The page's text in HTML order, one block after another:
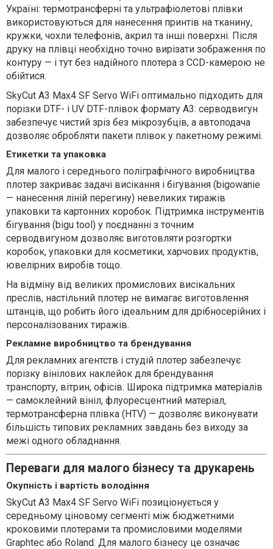
Україні: термотрансферні та ультрафіолетові плівки
використовуються для нанесення принтів на тканину,
кружки, чохли телефонів, акрил та інші поверхні. Після
друку на плівці необхідно точно вирізати зображення по
контуру — і тут без надійного плотера з CCD-камерою не
обійтися.
SkyСut A3 Max4 SF Servo WiFi оптимально підходить для
порізки DTF- і UV DTF-плівок формату А3: серводвигун
забезпечує чистий зріз без мікрозубців, а автоподача
дозволяє обробляти пакети плівок у пакетному режимі.
Етикетки та упаковка
Для малого і середнього поліграфічного виробництва
плотер закриває задачі висікання і бігування (bigowanie
— нанесення ліній перегину) невеликих тиражів
упаковки та картонних коробок. Підтримка інструментів
бігування (bigu tool) у поєднанні з точним
серводвигуном дозволяє виготовляти розгортки
коробок, упаковки для косметики, харчових продуктів,
ювелірних виробів тощо.
На відміну від великих промислових висікальних
преслів, настільний плотер не вимагає виготовлення
штанців, що робить його ідеальним для дрібносерійних і
персоналізованих тиражів.
Рекламне виробництво та брендування
Для рекламних агентств і студій плотер забезпечує
порізку вінілових наклейок для брендування
транспорту, вітрин, офісів. Широка підтримка матеріалів
— самоклейний вініл, флуоресцентний матеріал,
термотрансферна плівка (HTV) — дозволяє виконувати
більшість типових рекламних завдань без виходу за
межі одного обладнання.
Переваги для малого бізнесу та друкарень
Окупність і вартість володіння
SkyСut A3 Max4 SF Servo WiFi позиціонується у
середньому ціновому сегменті між бюджетними
кроковими плотерами та промисловими моделями
Graphtec або Roland. Для малого бізнесу це означає